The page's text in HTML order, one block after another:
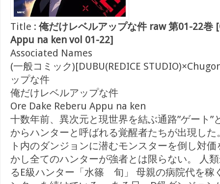
Title : 俺だけレベルアップな件 raw 第01-22巻
Appu na ken vol 01-22]
Associated Names
(一般コミック)[DUBU(REDICE
ップな件
俺だけレベルアップな件
Ore Dake Reberu Appu na ken
十数年前、異次元と現世界を結ぶ通路”ゲート”
からハンターと呼ばれる覚醒者たちが出現し
ト内のダンジョンに潜むモンスターを倒し対
かし全てのハンターが強者とは限らない。 人
るE級ハンター「水篠 旬」 母親の病院代を稼